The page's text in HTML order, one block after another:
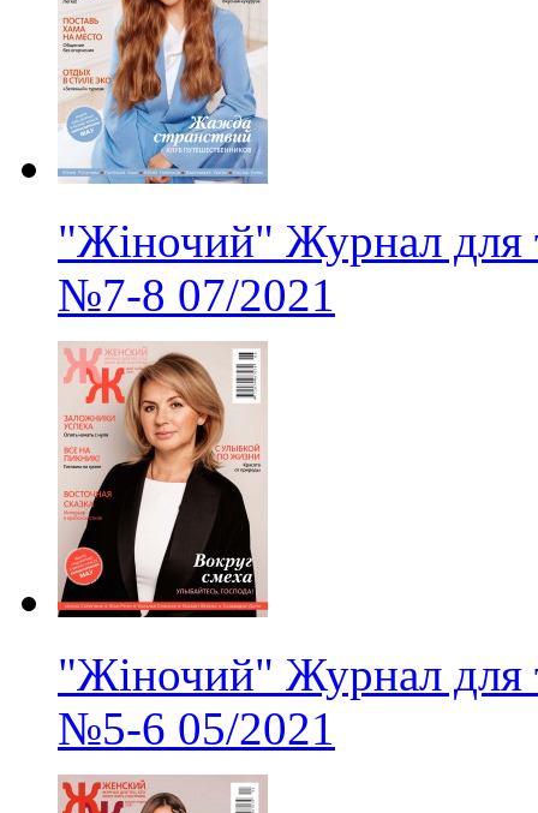
"Жіночий" Журнал для
№7-8 07/2021
"Жіночий" Журнал для
№5-6 05/2021